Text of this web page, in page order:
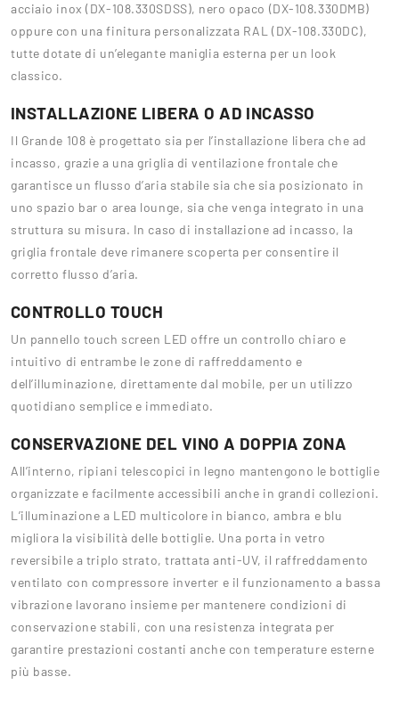
acciaio inox (DX-108.330SDSS), nero opaco (DX-108.330DMB)
oppure con una finitura personalizzata RAL (DX-108.330DC),
tutte dotate di un’elegante maniglia esterna per un look
classico.
INSTALLAZIONE LIBERA O AD INCASSO
Il Grande 108 è progettato sia per l’installazione libera che ad
incasso, grazie a una griglia di ventilazione frontale che
garantisce un flusso d’aria stabile sia che sia posizionato in
uno spazio bar o area lounge, sia che venga integrato in una
struttura su misura. In caso di installazione ad incasso, la
griglia frontale deve rimanere scoperta per consentire il
corretto flusso d’aria.
CONTROLLO TOUCH
Un pannello touch screen LED offre un controllo chiaro e
intuitivo di entrambe le zone di raffreddamento e
dell’illuminazione, direttamente dal mobile, per un utilizzo
quotidiano semplice e immediato.
CONSERVAZIONE DEL VINO A DOPPIA ZONA
All’interno, ripiani telescopici in legno mantengono le bottiglie
organizzate e facilmente accessibili anche in grandi collezioni.
L’illuminazione a LED multicolore in bianco, ambra e blu
migliora la visibilità delle bottiglie. Una porta in vetro
reversibile a triplo strato, trattata anti-UV, il raffreddamento
ventilato con compressore inverter e il funzionamento a bassa
vibrazione lavorano insieme per mantenere condizioni di
conservazione stabili, con una resistenza integrata per
garantire prestazioni costanti anche con temperature esterne
più basse.